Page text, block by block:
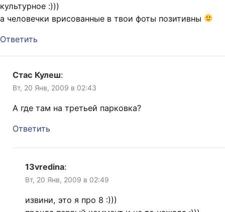
культурное :)))
а человечки врисованные в твои фоты позитивны
Ответить
Стас Кулеш:
Вт, 20 Янв, 2009 в 02:43
А где там на третьей парковка?
Ответить
13vredina:
Вт, 20 Янв, 2009 в 02:49
извини, это я про 8 :)))